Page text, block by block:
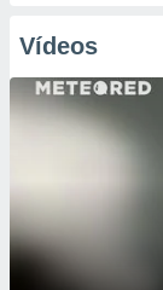
Vídeos